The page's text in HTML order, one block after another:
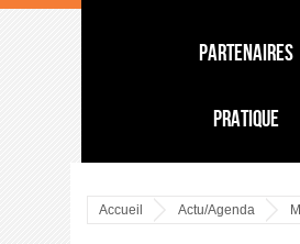
Partenaires
Pratique
Accueil Actu/Agenda